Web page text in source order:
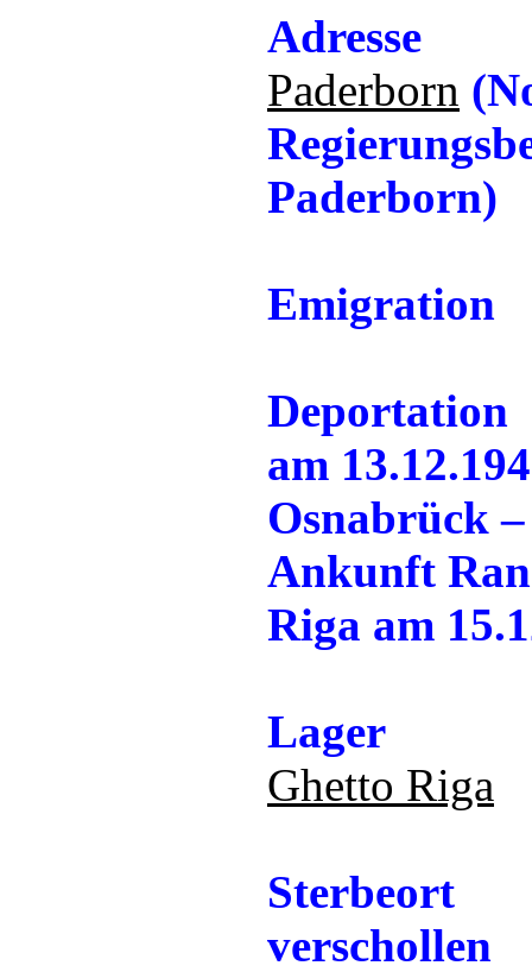
Adresse
Paderborn
Paderborn)
Emigration
Deportation
am
Osnabrück
Ankunft
Riga am
Lager
Ghetto Riga
Sterbeort
verschollen